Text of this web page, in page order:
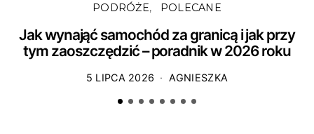
PODRÓŻE POLECANE
Jak wynająć samochód za granicą i jak przy
tym zaoszczędzić – poradnik w 2026 roku
5 LIPCA 2026 AGNIESZKA